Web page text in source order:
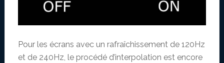
Pour les écrans avec un rafraîchissement de 120Hz
et de 240Hz, le procédé d’interpolation est encore